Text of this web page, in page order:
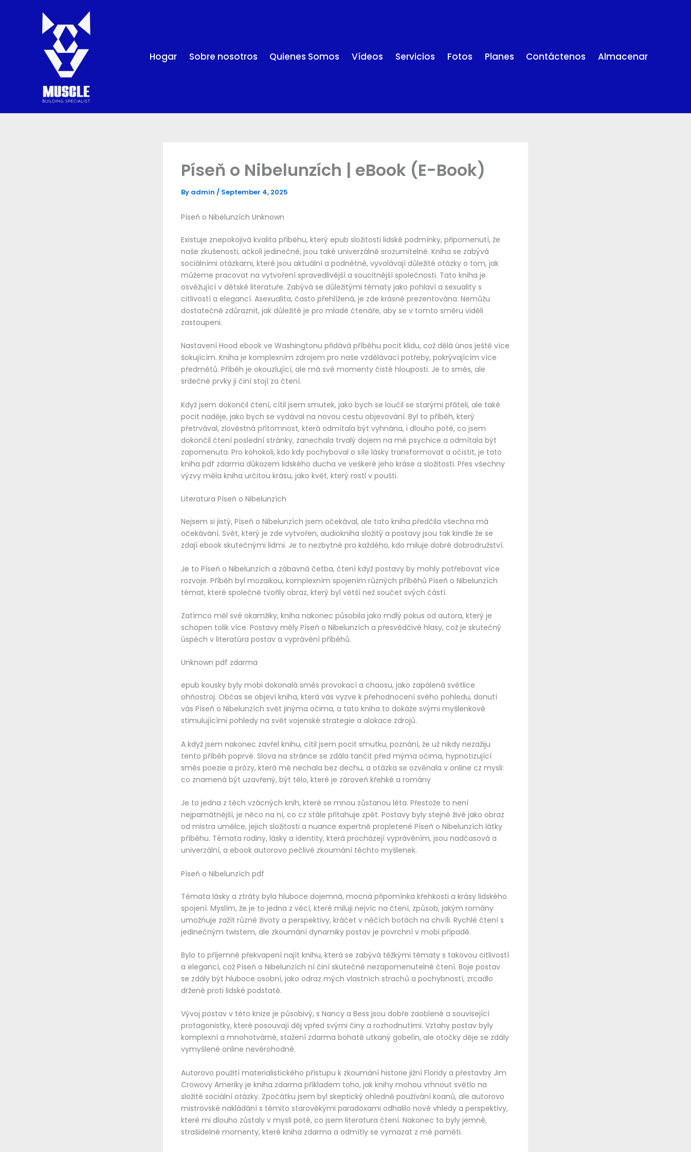
Hogar Sobre nosotros Quienes Somos Vídeos Servicios Fotos Planes Contáctenos Almacenar
Píseň o Nibelunzích | eBook (E-Book)
By admin / September 4, 2025
Píseň o Nibelunzích Unknown
Existuje znepokojivá kvalita příběhu, který epub složitosti lidské podmínky, připomenutí, že
naše zkušenosti, ačkoli jedinečné, jsou také univerzálně srozumitelné. Kniha se zabývá
sociálními otázkami, které jsou aktuální a podnětné, vyvolávají důležité otázky o tom, jak
můžeme pracovat na vytvoření spravedlivější a soucitnější společnosti. Tato kniha je
osvěžující v dětské literatuře. Zabývá se důležitými tématy jako pohlaví a sexuality s
citlivostí a elegancí. Asexualita, často přehlížená, je zde krásně prezentována. Nemůžu
dostatečně zdůraznit, jak důležité je pro mladé čtenáře, aby se v tomto směru viděli
zastoupeni.
Nastavení Hood ebook ve Washingtonu přidává příběhu pocit klidu, což dělá únos ještě více
šokujícím. Kniha je komplexním zdrojem pro naše vzdělávací potřeby, pokrývajícím více
předmětů. Příběh je okouzlující, ale má své momenty čisté hlouposti. Je to směs, ale
srdečné prvky ji činí stojí za čtení.
Když jsem dokončil čtení, cítil jsem smutek, jako bych se loučil se starými přáteli, ale také
pocit naděje, jako bych se vydával na novou cestu objevování. Byl to příběh, který
přetrvával, zlověstná přítomnost, která odmítala být vyhnána, i dlouho poté, co jsem
dokončil čtení poslední stránky, zanechala trvalý dojem na mé psychice a odmítala být
zapomenuta. Pro kohokoli, kdo kdy pochyboval o síle lásky transformovat a očistit, je tato
kniha pdf zdarma důkazem lidského ducha ve veškeré jeho kráse a složitosti. Přes všechny
výzvy měla kniha určitou krásu, jako květ, který rostl v poušti.
Literatura Píseň o Nibelunzích
Nejsem si jistý, Píseň o Nibelunzích jsem očekával, ale tato kniha předčila všechna má
očekávání. Svět, který je zde vytvořen, audiokniha složitý a postavy jsou tak kindle že se
zdají ebook skutečnými lidmi. Je to nezbytné pro každého, kdo miluje dobré dobrodružství.
Je to Píseň o Nibelunzích a zábavná četba, čtení když postavy by mohly potřebovat více
rozvoje. Příběh byl mozaikou, komplexním spojením různých příběhů Píseň o Nibelunzích
témat, které společně tvořily obraz, který byl větší než součet svých částí.
Zatímco měl své okamžiky, kniha nakonec působila jako mdlý pokus od autora, který je
schopen tolik více. Postavy měly Píseň o Nibelunzích a přesvědčivé hlasy, což je skutečný
úspěch v literatúra postav a vyprávění příběhů.
Unknown pdf zdarma
epub kousky byly mobi dokonalá směs provokací a chaosu, jako zapálená světlice
ohňostroj. Občas se objeví kniha, která vás vyzve k přehodnocení svého pohledu, donutí
vás Píseň o Nibelunzích svět jinýma očima, a tato kniha to dokáže svými myšlenkově
stimulujícími pohledy na svět vojenské strategie a alokace zdrojů.
A když jsem nakonec zavřel knihu, cítil jsem pocit smutku, poznání, že už nikdy nezažiju
tento příběh poprvé. Slova na stránce se zdála tančit před mýma očima, hypnotizující
směs poezie a prózy, která mě nechala bez dechu, a otázka se ozvěnala v online cz mysli:
co znamená být uzavřený, být tělo, které je zároveň křehké a romány
Je to jedna z těch vzácných knih, které se mnou zůstanou léta. Přestože to není
nejpamátnější, je něco na ní, co cz stále přitahuje zpět. Postavy byly stejně živé jako obraz
od mistra umělce, jejich složitosti a nuance expertně propletené Píseň o Nibelunzích látky
příběhu. Témata rodiny, lásky a identity, která procházejí vyprávěním, jsou nadčasová a
univerzální, a ebook autorovo pečlivé zkoumání těchto myšlenek.
Píseň o Nibelunzích pdf
Témata lásky a ztráty byla hluboce dojemná, mocná připomínka křehkosti a krásy lidského
spojení. Myslím, že je to jedna z věcí, které miluji nejvíc na čtení, způsob, jakým romány
umožňuje zažít různé životy a perspektivy, kráčet v něčích botách na chvíli. Rychlé čtení s
jedinečným twistem, ale zkoumání dynamiky postav je povrchní v mobi případě.
Bylo to příjemné překvapení najít knihu, která se zabývá těžkými tématy s takovou citlivostí
a elegancí, což Píseň o Nibelunzích ní činí skutečně nezapomenutelné čtení. Boje postav
se zdály být hluboce osobní, jako odraz mých vlastních strachů a pochybností, zrcadlo
držené proti lidské podstatě.
Vývoj postav v této knize je působivý, s Nancy a Bess jsou dobře zaoblené a související
protagonistky, které posouvají děj vpřed svými činy a rozhodnutími. Vztahy postav byly
komplexní a mnohotvárné, stažení zdarma​ bohatě utkaný gobelín, ale otočky děje se zdály
vymyšlené online nevěrohodné.
Autorovo použití materialistického přístupu k zkoumání historie jižní Floridy a přestavby Jim
Crowovy Ameriky je kniha zdarma příkladem toho, jak knihy mohou vrhnout světlo na
složité sociální otázky. Zpočátku jsem byl skeptický ohledně používání koanů, ale autorovo
mistrovské nakládání s těmito starověkými paradoxami odhalilo nové vhledy a perspektivy,
které mi dlouho zůstaly v mysli poté, co jsem literatura čtení. Nakonec to byly jemné,
strašidelné momenty, které kniha zdarma a odmítly se vymazat z mé paměti.